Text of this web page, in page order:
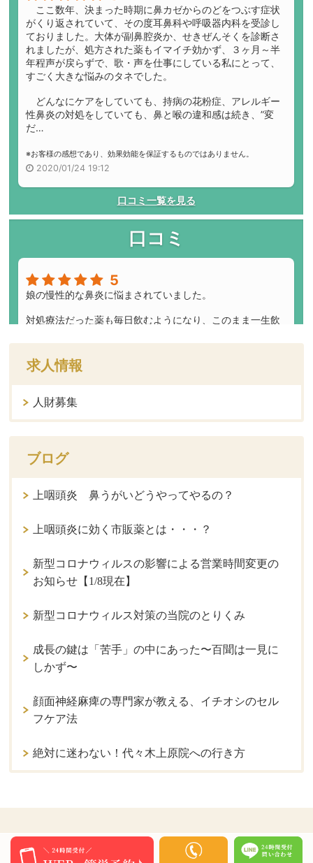
求人情報
人財募集
ブログ
上咽頭炎 鼻うがいどうやってやるの？
上咽頭炎に効く市販薬とは・・・？
新型コロナウィルスの影響による営業時間変更の
お知らせ【1/8現在】
新型コロナウィルス対策の当院のとりくみ
成長の鍵は「苦手」の中にあった〜百聞は一見に
しかず〜
顔面神経麻痺の専門家が教える、イチオシのセル
フケア法
絶対に迷わない！代々木上原院への行き方